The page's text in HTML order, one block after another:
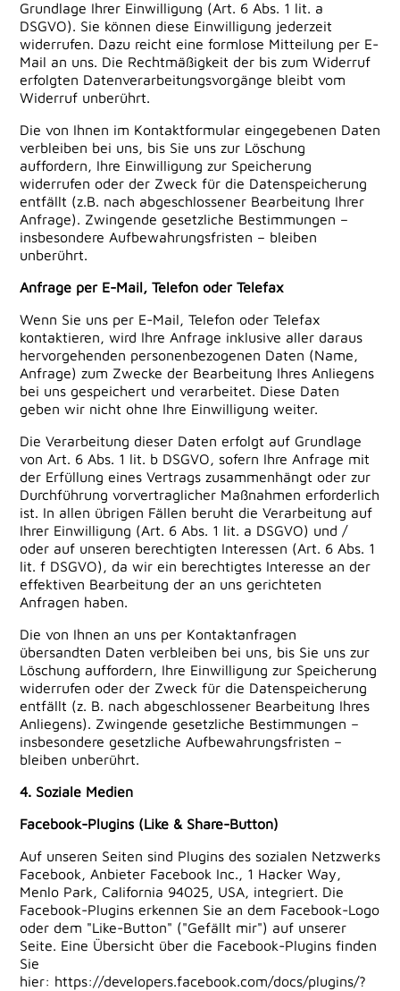
Grundlage Ihrer Einwilligung (Art. 6 Abs. 1 lit. a
DSGVO). Sie können diese Einwilligung jederzeit
widerrufen. Dazu reicht eine formlose Mitteilung per E-
Mail an uns. Die Rechtmäßigkeit der bis zum Widerruf
erfolgten Datenverarbeitungsvorgänge bleibt vom
Widerruf unberührt.
Die von Ihnen im Kontaktformular eingegebenen Daten
verbleiben bei uns, bis Sie uns zur Löschung
auffordern, Ihre Einwilligung zur Speicherung
widerrufen oder der Zweck für die Datenspeicherung
entfällt (z.B. nach abgeschlossener Bearbeitung Ihrer
Anfrage). Zwingende gesetzliche Bestimmungen –
insbesondere Aufbewahrungsfristen – bleiben
unberührt.
Anfrage per E-Mail, Telefon oder Telefax
Wenn Sie uns per E-Mail, Telefon oder Telefax
kontaktieren, wird Ihre Anfrage inklusive aller daraus
hervorgehenden personenbezogenen Daten (Name,
Anfrage) zum Zwecke der Bearbeitung Ihres Anliegens
bei uns gespeichert und verarbeitet. Diese Daten
geben wir nicht ohne Ihre Einwilligung weiter.
Die Verarbeitung dieser Daten erfolgt auf Grundlage
von Art. 6 Abs. 1 lit. b DSGVO, sofern Ihre Anfrage mit
der Erfüllung eines Vertrags zusammenhängt oder zur
Durchführung vorvertraglicher Maßnahmen erforderlich
ist. In allen übrigen Fällen beruht die Verarbeitung auf
Ihrer Einwilligung (Art. 6 Abs. 1 lit. a DSGVO) und /
oder auf unseren berechtigten Interessen (Art. 6 Abs. 1
lit. f DSGVO), da wir ein berechtigtes Interesse an der
effektiven Bearbeitung der an uns gerichteten
Anfragen haben.
Die von Ihnen an uns per Kontaktanfragen
übersandten Daten verbleiben bei uns, bis Sie uns zur
Löschung auffordern, Ihre Einwilligung zur Speicherung
widerrufen oder der Zweck für die Datenspeicherung
entfällt (z. B. nach abgeschlossener Bearbeitung Ihres
Anliegens). Zwingende gesetzliche Bestimmungen –
insbesondere gesetzliche Aufbewahrungsfristen –
bleiben unberührt.
4. Soziale Medien
Facebook-Plugins (Like & Share-Button)
Auf unseren Seiten sind Plugins des sozialen Netzwerks
Facebook, Anbieter Facebook Inc., 1 Hacker Way,
Menlo Park, California 94025, USA, integriert. Die
Facebook-Plugins erkennen Sie an dem Facebook-Logo
oder dem "Like-Button" ("Gefällt mir") auf unserer
Seite. Eine Übersicht über die Facebook-Plugins finden
Sie
hier: https://developers.facebook.com/docs/plugins/?